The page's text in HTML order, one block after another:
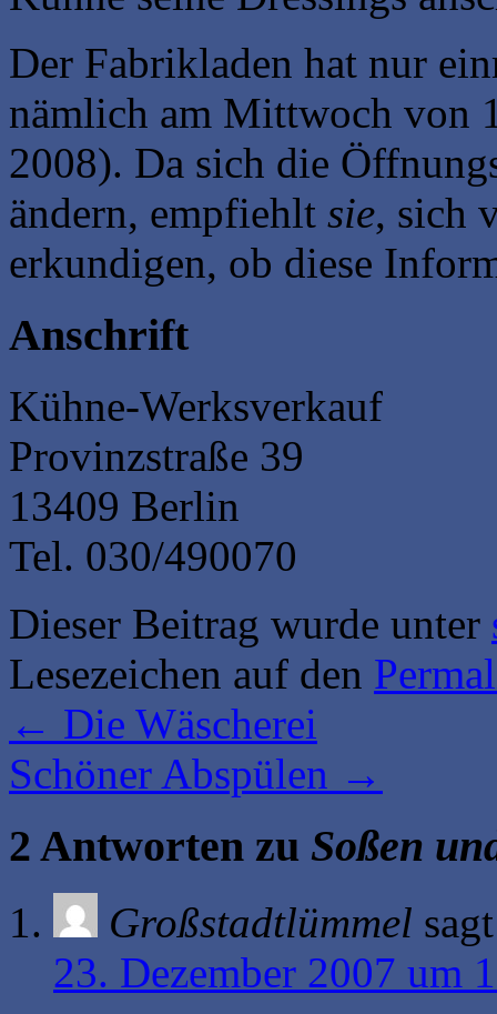
Der Fabrikladen hat nur
nämlich am Mittwoch von
2008). Da sich die
ändern, empfiehlt sie, sich
erkundigen, ob diese
Anschrift
Kühne-Werksverkauf
Provinzstraße 39
13409 Berlin
Tel. 030/490070
Dieser Beitrag wurde unter
Lesezeichen auf den
← Die Wäscherei
Schöner Abspülen →
2 Antworten zu Soßen
Großstadtlümmel
23. Dezember 2007 um